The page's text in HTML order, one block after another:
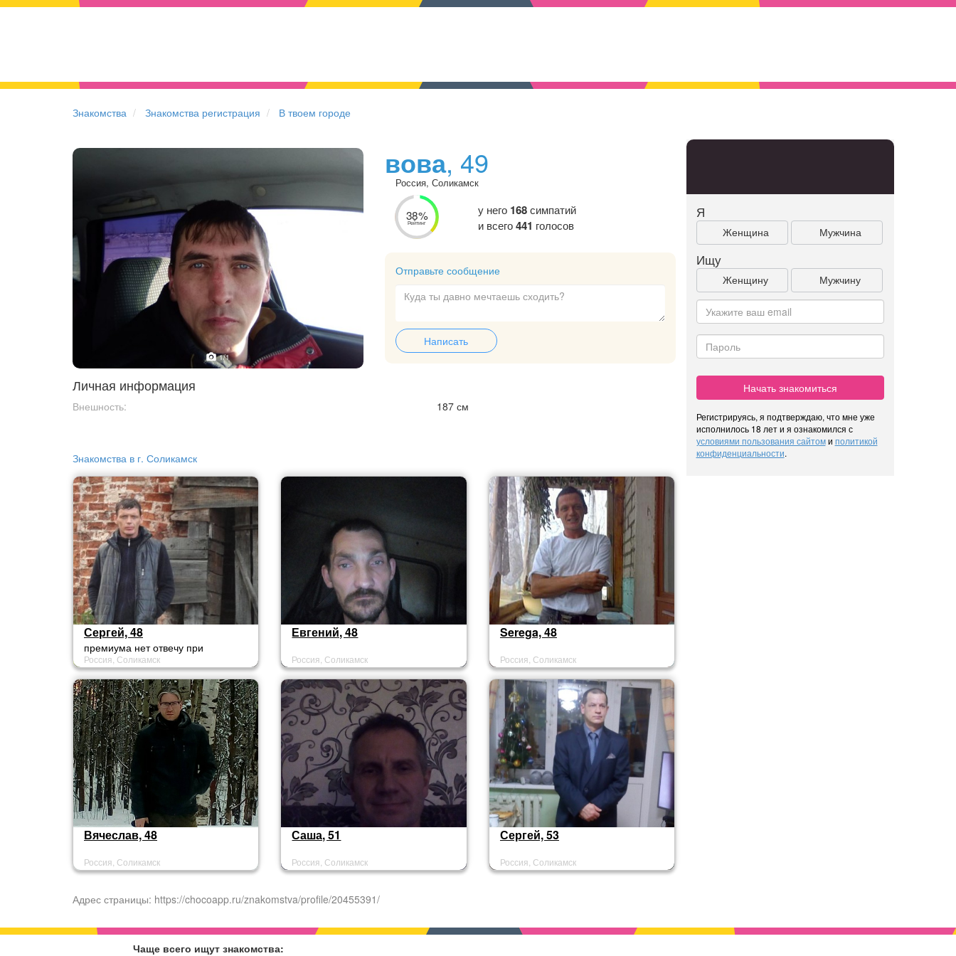
Знакомства Знакомства регистрация В твоем городе
1/1
вова, 49
Россия, Соликамск
38%
Рейтинг
у него 168симпатий
и всего441 голосов
Отправьте сообщение
Написать
Личная информация
Внешность: 187 см
Знакомства в г. Соликамск
Сергей, 48
премиума нет отвечу при
взаимной симпатии
Россия, Соликамск
Евгений, 48
Россия, Соликамск
Serega, 48
Россия, Соликамск
Вячеслав, 48
Россия, Соликамск
Саша, 51
Россия, Соликамск
Сергей, 53
Россия, Соликамск
Адрес страницы: https://chocoapp.ru/znakomstva/profile/20455391/
Я
Женщина Мужчина
Ищу
Женщину Мужчину
Начать знакомиться
Регистрируясь, я подтверждаю, что мне уже
исполнилось 18 лет и я ознакомился с
условиями пользования сайтоми политикой
конфиденциальности.
Чаще всего ищут знакомства: